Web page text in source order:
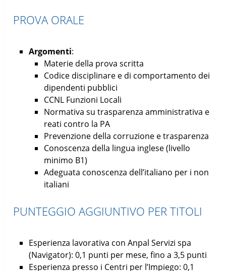
PROVA ORALE
Argomenti:
Materie della prova scritta
Codice disciplinare e di comportamento dei
dipendenti pubblici
CCNL Funzioni Locali
Normativa su trasparenza amministrativa e
reati contro la PA
Prevenzione della corruzione e trasparenza
Conoscenza della lingua inglese (livello
minimo B1)
Adeguata conoscenza dell’italiano per i non
italiani
PUNTEGGIO AGGIUNTIVO PER TITOLI
Esperienza lavorativa con Anpal Servizi spa
(Navigator): 0,1 punti per mese, fino a 3,5 punti
Esperienza presso i Centri per l’Impiego: 0,1